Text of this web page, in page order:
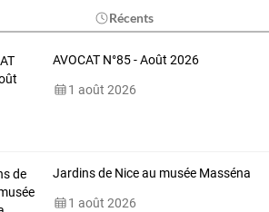
Récents
AVOCAT N°85 - Août 2026
1 août 2026
Jardins de Nice au musée Masséna
1 août 2026